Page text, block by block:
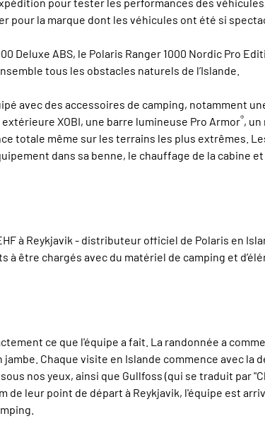
la marque dont les véhicules ont été si
ABS, le Polaris Ranger 1000 Nordic Pro
tous les obstacles naturels de l’Islande.
avec des accessoires de camping, notamment
XOBI, une barre lumineuse Pro Armor®, un
totale même sur les terrains les plus extrêmes.
dans sa benne, le chauffage de la cabine
à Reykjavik - distributeur officiel de Polaris en
être chargés avec du matériel de camping et
ce que l'équipe a fait. La randonnée a
Chaque visite en Islande commence avec la
nos yeux, ainsi que Gullfoss (qui se traduit par
de leur point de départ à Reykjavik, l'équipe est